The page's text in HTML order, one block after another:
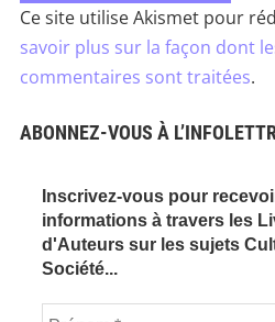
Ce site utilise Akismet pour
savoir plus sur la façon dont
commentaires sont traitées.
ABONNEZ-VOUS À
Inscrivez-vous pour
informations à travers les
d'Auteurs sur les sujets
Société...